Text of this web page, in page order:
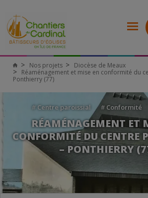
Nos projets
Diocèse de Meaux
Réaménagement et mise en conformité du
Ponthierry (77)
#Centre paroissial #Conformité
RÉAMÉNAGEMENT ET
CONFORMITÉ DU CENTRE
– PONTHIERRY